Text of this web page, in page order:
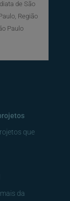
de São
Região
Paulo
que
da